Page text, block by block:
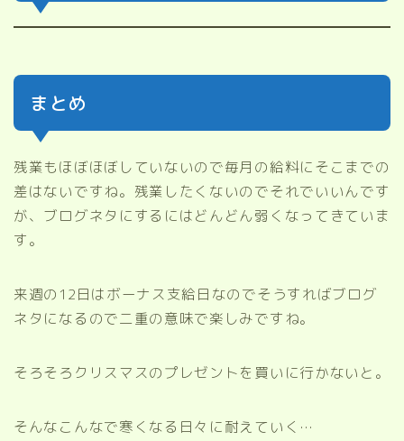
まとめ
残業もほぼほぼしていないので毎月の給料にそこまでの
差はないですね。残業したくないのでそれでいいんです
が、ブログネタにするにはどんどん弱くなってきていま
す。
来週の12日はボーナス支給日なのでそうすればブログ
ネタになるので二重の意味で楽しみですね。
そろそろクリスマスのプレゼントを買いに行かないと。
そんなこんなで寒くなる日々に耐えていく…